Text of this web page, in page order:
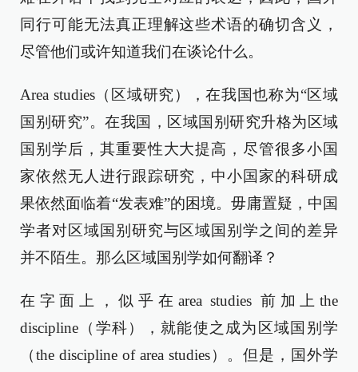
同行可能无法真正理解这些术语的确切含义，
尽管他们或许知道我们在谈论什么。
Area studies（区域研究），在我国也称为“区域
国别研究”。在我国，区域国别研究升格为区域
国别学后，其重要性大大提高，尽管很多小国
家依然无人进行跟踪研究，中小国家的科研成
果依然面临着“发表难”的困境。毋庸置疑，中国
学者对区域国别研究与区域国别学之间的差异
并不陌生。那么区域国别学如何翻译？
在字面上，似乎在area studies 前加上the
discipline（学科），就能使之成为区域国别学
（the discipline of area studies）。但是，国外学